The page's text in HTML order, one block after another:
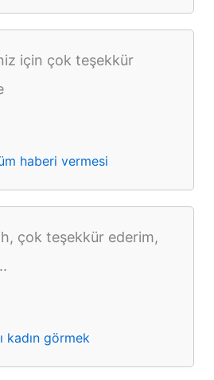
için çok teşekkür
haberi vermesi
çok teşekkür ederim,
kadın görmek